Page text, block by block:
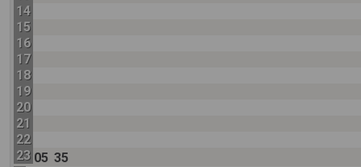
14
15
16
17
18
19
20
21
22
23 05 35